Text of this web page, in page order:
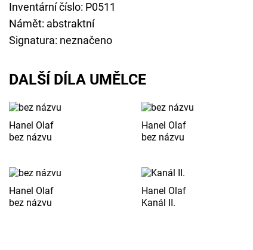
Inventární číslo: P0511
Námět: abstraktní
Signatura: neznačeno
DALŠÍ DÍLA UMĚLCE
Hanel Olaf
bez názvu
Hanel Olaf
bez názvu
Hanel Olaf
bez názvu
Hanel Olaf
Kanál II.